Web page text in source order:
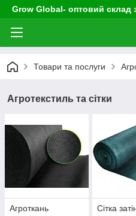
Grow Global- оптовий склад
Товари та послуги
Агротекстиль та сітки
Агроткань Сітка